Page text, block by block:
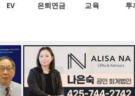
EV 은퇴연금 교육 투